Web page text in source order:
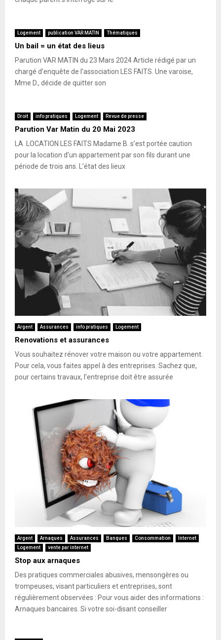
Logement publication VAR MATIN Thématiques
Un bail = un état des lieus
Parution VAR MATIN du 23 Mars 2024 Article rédigé par un
chargé d’enquête de l’association LES FAITS. Une varoise,
Mme D., décide de quitter son
Droit info pratiques Logement Revue de presse
Parution Var Matin du 20 Mai 2023
LA LOCATION LES FAITS Madame B. s’est portée caution
pour la location d’un appartement par son fils durant une
période de trois ans. L’état des lieux
Argent Assurances info pratiques Logement
Renovations et assurances
Vous souhaitez rénover votre maison ou votre appartement.
Pour cela, vous faites appel à des entreprises. Sachez que,
pour certains travaux, l’entreprise doit être assurée
Argent Arnaques Assurances Banques Consommation
Internet
Logement
vente par internet
Stop aux arnaques
Des pratiques commerciales abusives, mensongères ou
trompeuses, visant particuliers et entreprises, sont
régulièrement observées : Pour vous aider des informations :
Arnaques bancaires. Si votre soi-disant conseiller